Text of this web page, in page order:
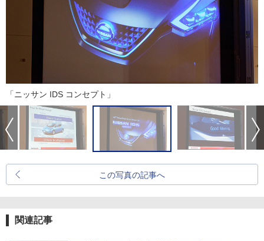
「ニッサン IDS コンセプト」
この写真の記事へ
関連記事